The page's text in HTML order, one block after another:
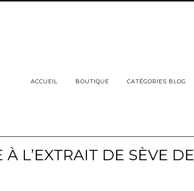
ACCUEIL BOUTIQUE CATÉGORIES BLOG
L’EXTRAIT DE SÈVE DE